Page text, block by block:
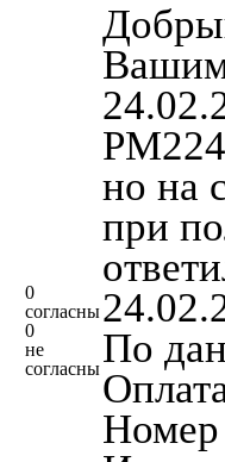
0
согласны
0
не
согласны
Вашим
но на
при
По
Номер